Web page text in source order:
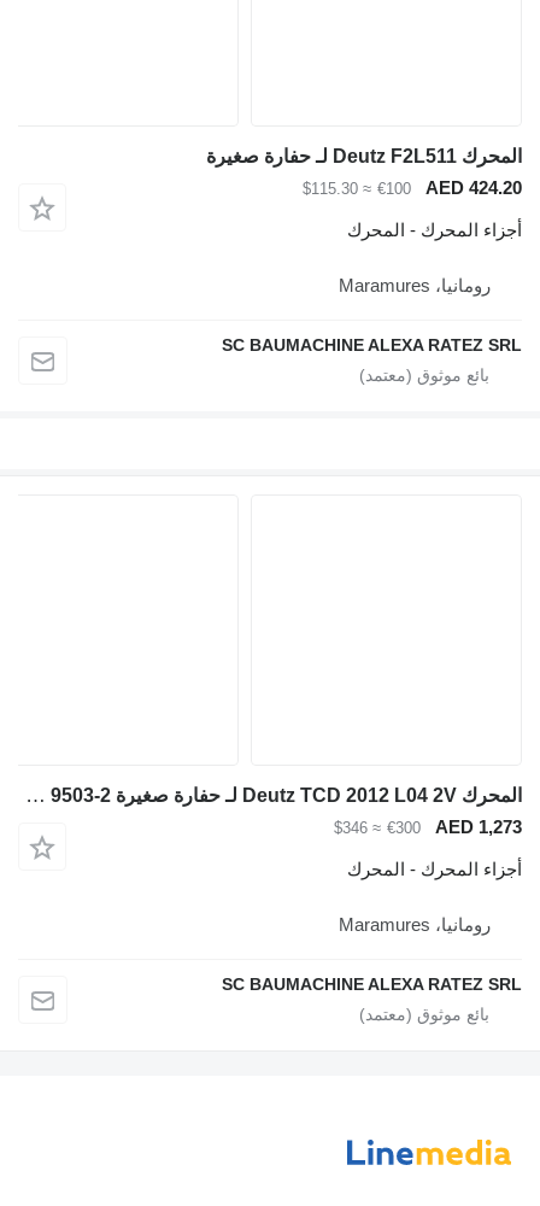
المحرك Deutz F2L511 لـ حفارة صغيرة
AED 424.20
€100
≈ $115.30
أجزاء المحرك - المحرك
رومانيا، Maramures
SC BAUMACHINE ALEXA RATEZ SRL
المحرك Deutz TCD 2012 L04 2V لـ حفارة صغيرة Wacker Neuson 9503-2
AED 1,273
€300
≈ $346
أجزاء المحرك - المحرك
رومانيا، Maramures
SC BAUMACHINE ALEXA RATEZ SRL